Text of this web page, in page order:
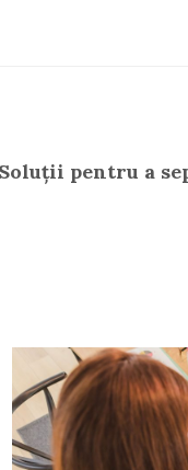
Soluții pentru a